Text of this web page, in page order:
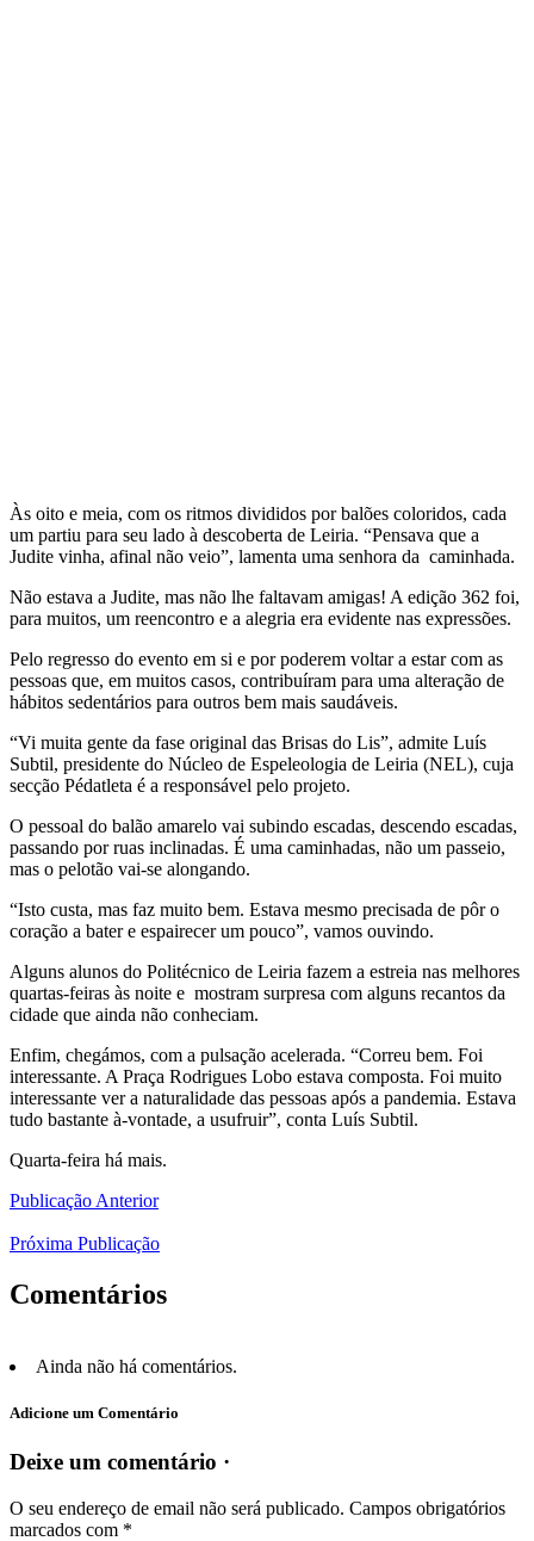
Às oito e meia, com os ritmos divididos por balões coloridos, cada
um partiu para seu lado à descoberta de Leiria. “Pensava que a
Judite vinha, afinal não veio”, lamenta uma senhora da caminhada.
Não estava a Judite, mas não lhe faltavam amigas! A edição 362 foi,
para muitos, um reencontro e a alegria era evidente nas expressões.
Pelo regresso do evento em si e por poderem voltar a estar com as
pessoas que, em muitos casos, contribuíram para uma alteração de
hábitos sedentários para outros bem mais saudáveis.
“Vi muita gente da fase original das Brisas do Lis”, admite Luís
Subtil, presidente do Núcleo de Espeleologia de Leiria (NEL), cuja
secção Pédatleta é a responsável pelo projeto.
O pessoal do balão amarelo vai subindo escadas, descendo escadas,
passando por ruas inclinadas. É uma caminhadas, não um passeio,
mas o pelotão vai-se alongando.
“Isto custa, mas faz muito bem. Estava mesmo precisada de pôr o
coração a bater e espairecer um pouco”, vamos ouvindo.
Alguns alunos do Politécnico de Leiria fazem a estreia nas melhores
quartas-feiras às noite e mostram surpresa com alguns recantos da
cidade que ainda não conheciam.
Enfim, chegámos, com a pulsação acelerada. “Correu bem. Foi
interessante. A Praça Rodrigues Lobo estava composta. Foi muito
interessante ver a naturalidade das pessoas após a pandemia. Estava
tudo bastante à-vontade, a usufruir”, conta Luís Subtil.
Quarta-feira há mais.
Publicação Anterior
Próxima Publicação
Comentários
Ainda não há comentários.
Adicione um Comentário
Deixe um comentário ·
O seu endereço de email não será publicado. Campos obrigatórios
marcados com *